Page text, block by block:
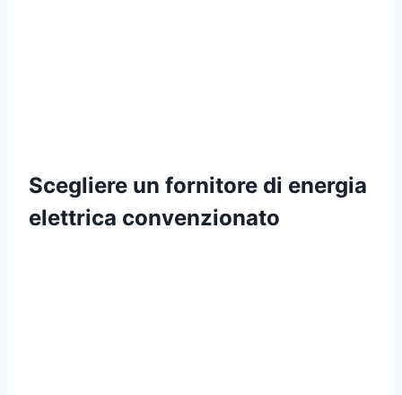
Scegliere un fornitore di energia
elettrica convenzionato